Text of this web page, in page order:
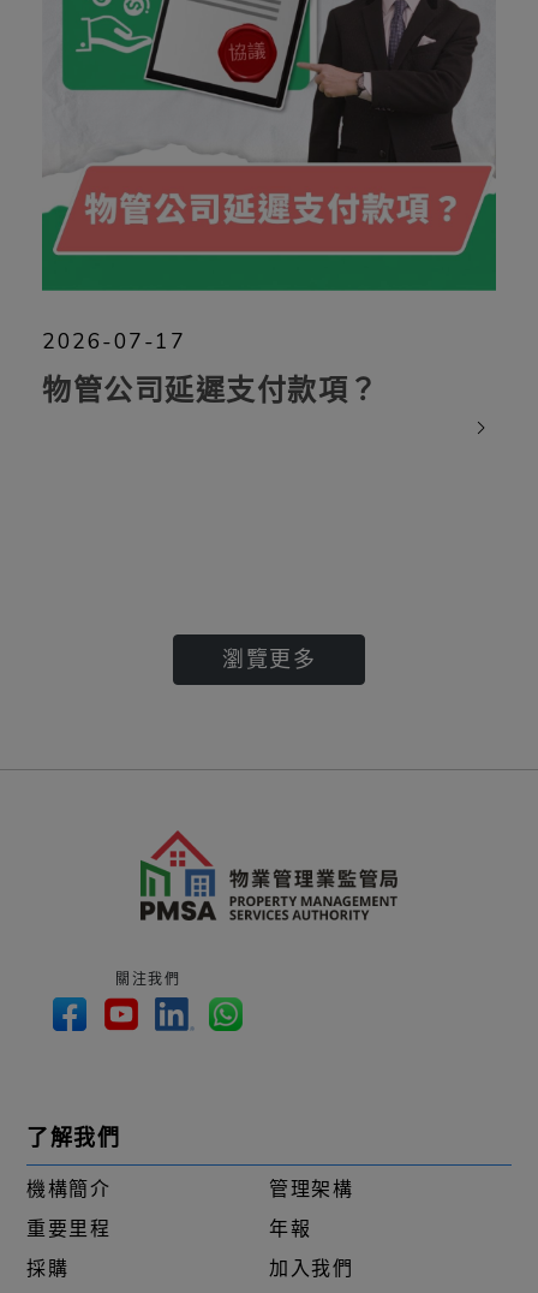
2026-07-17
物管公司延遲支付款項？
瀏覽更多
關注我們
了解我們
機構簡介
管理架構
重要里程
年報
採購
加入我們